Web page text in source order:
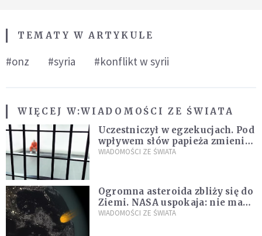
TEMATY W ARTYKULE
#onz #syria #konflikt w syrii
WIĘCEJ W:WIADOMOŚCI ZE ŚWIATA
Uczestniczył w egzekucjach. Pod
wpływem słów papieża zmienił
zdanie
WIADOMOŚCI ZE ŚWIATA
Ogromna asteroida zbliży się do
Ziemi. NASA uspokaja: nie ma
zagrożenia
WIADOMOŚCI ZE ŚWIATA